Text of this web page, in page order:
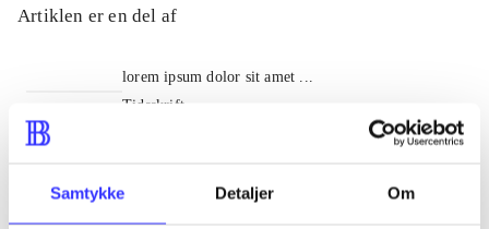
Samtykke Detaljer Om
Artiklen er en del af
lorem ipsum dolor sit amet ...
Tidsskrift
Artiklerne i